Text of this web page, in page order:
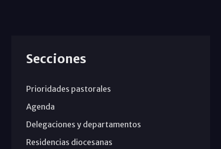
Secciones
Prioridades pastorales
Agenda
Delegaciones y departamentos
Residencias diocesanas